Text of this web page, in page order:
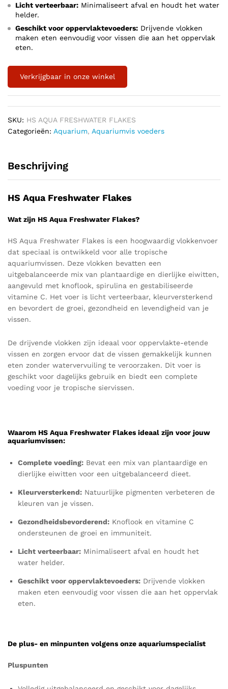
Licht verteerbaar: Minimaliseert afval en houdt het water
helder.
Geschikt voor oppervlaktevoeders: Drijvende vlokken
maken eten eenvoudig voor vissen die aan het oppervlak
eten.
Verkrijgbaar in onze winkel
SKU: HS AQUA FRESHWATER FLAKES
Categorieën: Aquarium, Aquariumvis voeders
Beschrijving
HS Aqua Freshwater Flakes
Wat zijn HS Aqua Freshwater Flakes?
HS Aqua Freshwater Flakes is een hoogwaardig vlokkenvoer
dat speciaal is ontwikkeld voor alle tropische
aquariumvissen. Deze vlokken bevatten een
uitgebalanceerde mix van plantaardige en dierlijke eiwitten,
aangevuld met knoflook, spirulina en gestabiliseerde
vitamine C. Het voer is licht verteerbaar, kleurversterkend
en bevordert de groei, gezondheid en levendigheid van je
vissen.
De drijvende vlokken zijn ideaal voor oppervlakte-etende
vissen en zorgen ervoor dat de vissen gemakkelijk kunnen
eten zonder watervervuiling te veroorzaken. Dit voer is
geschikt voor dagelijks gebruik en biedt een complete
voeding voor je tropische siervissen.
Waarom HS Aqua Freshwater Flakes ideaal zijn voor jouw
aquariumvissen:
Complete voeding: Bevat een mix van plantaardige en
dierlijke eiwitten voor een uitgebalanceerd dieet.
Kleurversterkend: Natuurlijke pigmenten verbeteren de
kleuren van je vissen.
Gezondheidsbevorderend: Knoflook en vitamine C
ondersteunen de groei en immuniteit.
Licht verteerbaar: Minimaliseert afval en houdt het
water helder.
Geschikt voor oppervlaktevoeders: Drijvende vlokken
maken eten eenvoudig voor vissen die aan het oppervlak
eten.
De plus- en minpunten volgens onze aquariumspecialist
Pluspunten